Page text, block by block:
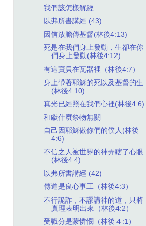
我們該怎樣解經
以弗所書講經 (43)
因信放膽傳基督(林後4:13)
死是在我們身上發動，生卻在你
們身上發動(林後4:12)
有這寶貝在瓦器裡（林後4:7）
身上帶著耶穌的死以及基督的生
(林後4:10)
真光已經照在我們心裡(林後4:6)
和獻什麼祭物無關
自己因耶穌做你們的僕人(林後
4:6)
不信之人被世界的神弄瞎了心眼
(林後4:4)
以弗所書講經 (42)
傳道是良心事工（林後4:3）
不行詭詐，不謬講神的道，只將
真理表明出來（林後4:2）
受職分是蒙憐憫（林後４:1）